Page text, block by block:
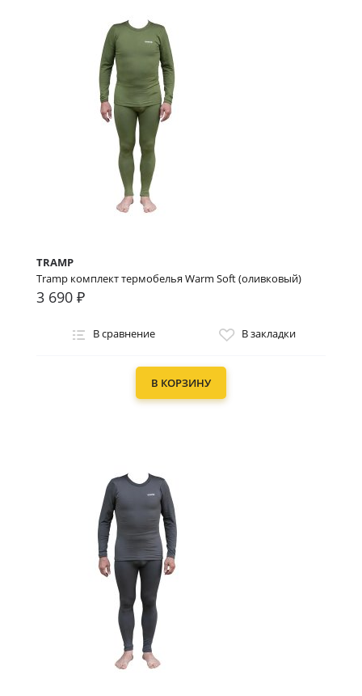
TRAMP
Tramp комплект термобелья Warm Soft (оливковый)
3 690 ₽
В сравнение В закладки
В КОРЗИНУ